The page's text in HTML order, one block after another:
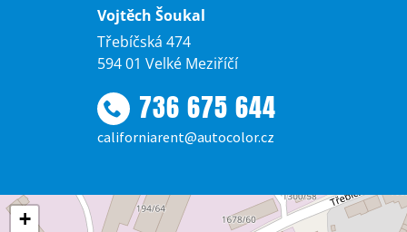
Vojtěch Šoukal
Třebíčská 474
594 01 Velké Meziříčí
736 675 644
californiarent@autocolor.cz
+